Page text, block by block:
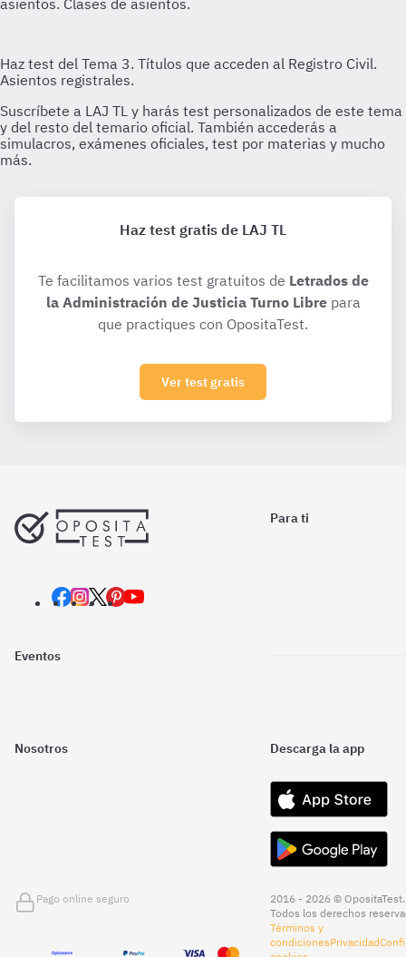
Haz test gratis de LAJ TL
Te facilitamos varios test gratuitos de Letrados de
la Administración de Justicia Turno Librepara
que practiques con OpositaTest.
Ver test gratis
Para ti
Eventos
Nosotros Descarga la app
Pago online seguro
2016 - 2026 © OpositaTest.
Todos los derechos
Términos y
condicionesPrivacidad